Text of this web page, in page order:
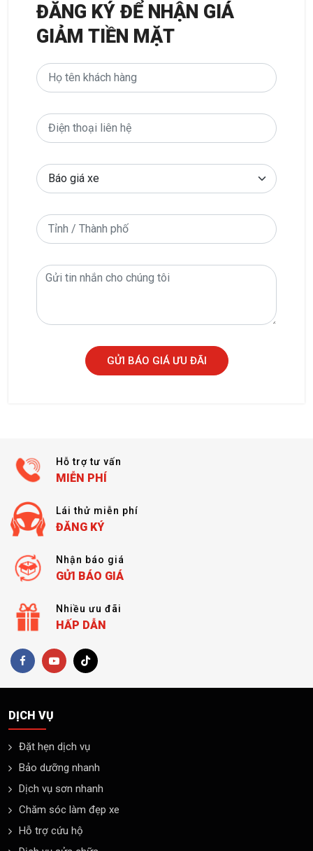
ĐĂNG KÝ ĐỂ NHẬN GIÁ
GIẢM TIỀN MẶT
GỬI BÁO GIÁ ƯU ĐÃI
Hỗ trợ tư vấn
MIỄN PHÍ
Lái thử miễn phí
ĐĂNG KÝ
Nhận báo giá
GỬI BÁO GIÁ
Nhiều ưu đãi
HẤP DẪN
DỊCH VỤ
Đặt hẹn dịch vụ
Bảo dưỡng nhanh
Dịch vụ sơn nhanh
Chăm sóc làm đẹp xe
Hỗ trợ cứu hộ